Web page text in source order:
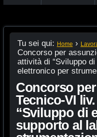
Tu sei qui: Home ›
Concorso per
attività di “Sviluppo
elettronico per
Concorso
Tecnico-VI
“Sviluppo di
supporto al